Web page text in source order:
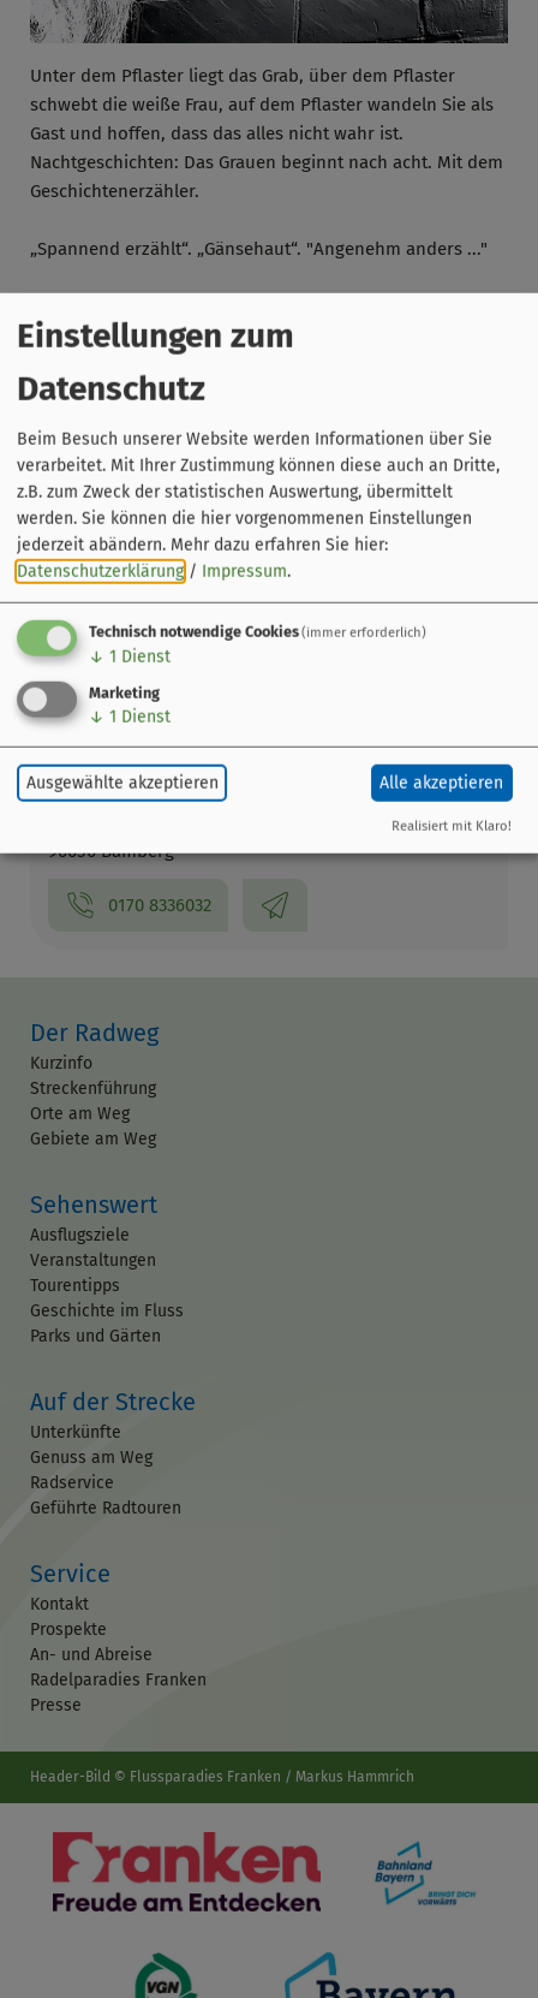
Unter dem Pflaster liegt das Grab, über dem Pflaster
schwebt die weiße Frau, auf dem Pflaster wandeln Sie als
Gast und hoffen, dass das alles nicht wahr ist.
Nachtgeschichten: Das Grauen beginnt nach acht. Mit dem
Geschichtenerzähler.
„Spannend erzählt“. „Gänsehaut“. "Angenehm anders ..."
Veranstaltung ohne festen Ort
Bamberg
Veranstalter
BamBerk - Der Bamberger
Geschichtenerzähler
96050 Bamberg
0170 8336032
Der Radweg
Kurzinfo
Streckenführung
Orte am Weg
Gebiete am Weg
Sehenswert
Ausflugsziele
Veranstaltungen
Tourentipps
Geschichte im Fluss
Parks und Gärten
Auf der Strecke
Unterkünfte
Genuss am Weg
Radservice
Geführte Radtouren
Service
Kontakt
Prospekte
An- und Abreise
Radelparadies Franken
Presse
Header-Bild © Flussparadies Franken / Markus Hammrich
Einstellungen zum
Datenschutz
Beim Besuch unserer Website werden Informationen über Sie
verarbeitet. Mit Ihrer Zustimmung können diese auch an Dritte,
z.B. zum Zweck der statistischen Auswertung, übermittelt
werden. Sie können die hier vorgenommenen Einstellungen
jederzeit abändern. Mehr dazu erfahren Sie hier:
Datenschutzerklärung / Impressum.
Technisch notwendige Cookies(immer erforderlich)
↓ 1 Dienst
Marketing
↓ 1 Dienst
Ausgewählte akzeptieren Alle akzeptieren
Realisiert mit Klaro!